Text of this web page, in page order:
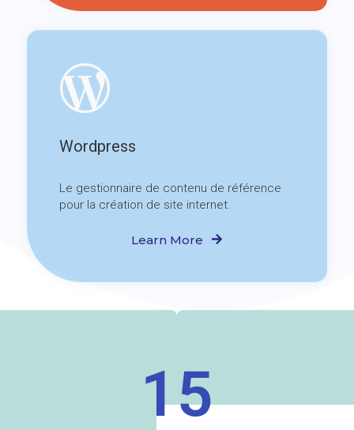
Wordpress
Le gestionnaire de contenu de référence
pour la création de site internet.
Learn More
15